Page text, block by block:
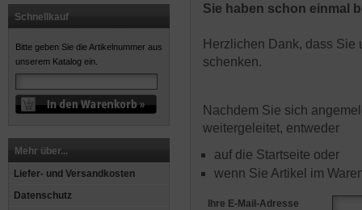
Schnellkauf
Bitte geben Sie die Artikelnummer aus
unserem Katalog ein.
Mehr über...
Liefer- und Versandkosten
Datenschutz
Sie haben schon einmal
Herzlichen Dank, dass Sie
schenken.
Nachdem Sie sich
weitergeleitet, entweder
auf die Startseite oder
wenn Sie Artikel im
Ihre E-Mail-Adresse